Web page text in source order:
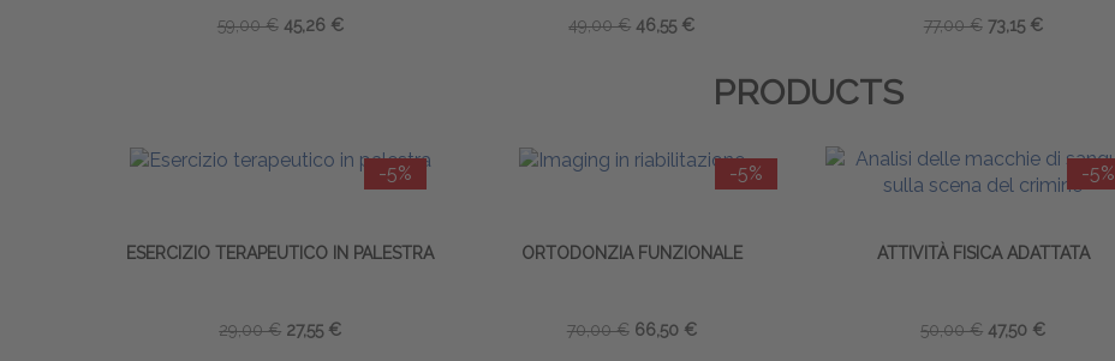
59,00 € 45,26 € 49,00 € 46,55 € 77,00 € 73,15 €
PRODUCTS
-5%
ESERCIZIO TERAPEUTICO IN PALESTRA
29,00 € 27,55 €
-5%
ORTODONZIA FUNZIONALE
70,00 € 66,50 €
-5%
ATTIVITÀ FISICA ADATTATA
50,00 € 47,50 €